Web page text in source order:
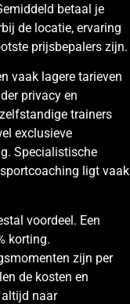
betaal je
de locatie, ervaring
prijsbepalers zijn.
vaak lagere tarieven
privacy en
trainers
exclusieve
Specialistische
ligt vaak
voordeel. Een
korting.
zijn per
de kosten en
naar